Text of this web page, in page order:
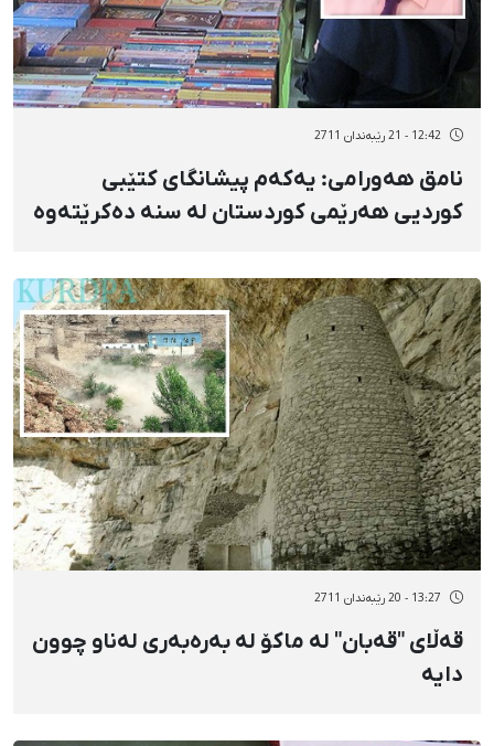
12:42 - 21 رێبەندان 2711
نامق هەورامی: یەكەم پیشانگای كتێبی
كوردیی هەرێمی كوردستان لە سنە دەكرێتەوە
13:27 - 20 رێبەندان 2711
قەڵای "قەبان" لە ماكۆ لە بەرەبەری لەناو چوون
دایە